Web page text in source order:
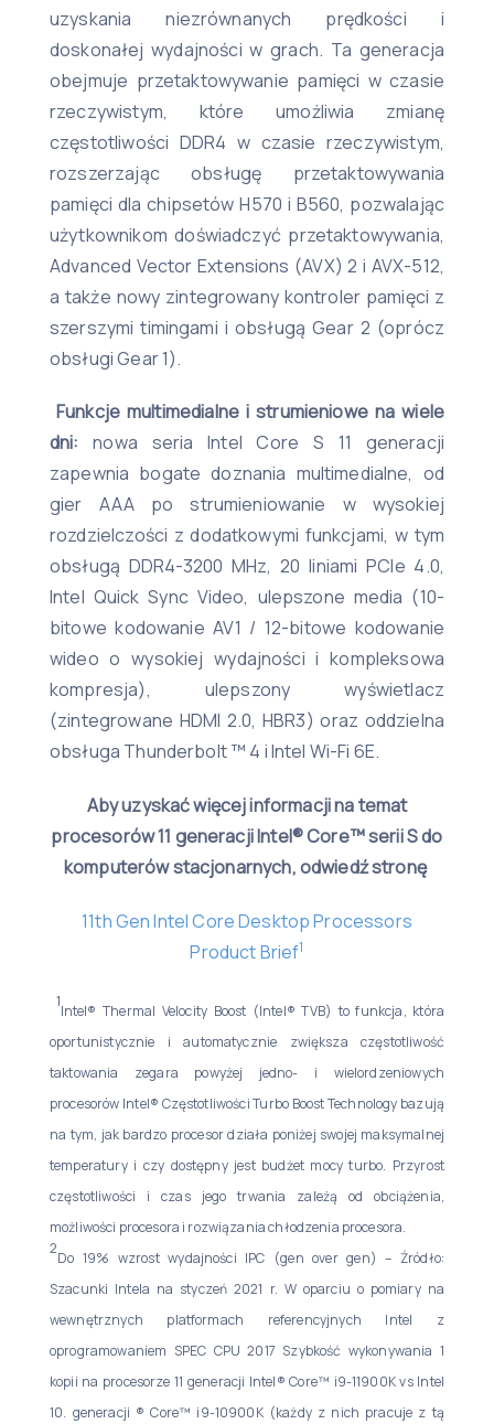
uzyskania niezrównanych prędkości i
doskonałej wydajności w grach. Ta generacja
obejmuje przetaktowywanie pamięci w czasie
rzeczywistym, które umożliwia zmianę
częstotliwości DDR4 w czasie rzeczywistym,
rozszerzając obsługę przetaktowywania
pamięci dla chipsetów H570 i B560, pozwalając
użytkownikom doświadczyć przetaktowywania,
Advanced Vector Extensions (AVX) 2 i AVX-512,
a także nowy zintegrowany kontroler pamięci z
szerszymi timingami i obsługą Gear 2 (oprócz
obsługi Gear 1).
Funkcje multimedialne i strumieniowe na wiele
dni: nowa seria Intel Core S 11 generacji
zapewnia bogate doznania multimedialne, od
gier AAA po strumieniowanie w wysokiej
rozdzielczości z dodatkowymi funkcjami, w tym
obsługą DDR4-3200 MHz, 20 liniami PCIe 4.0,
Intel Quick Sync Video, ulepszone media (10-
bitowe kodowanie AV1 / 12-bitowe kodowanie
wideo o wysokiej wydajności i kompleksowa
kompresja), ulepszony wyświetlacz
(zintegrowane HDMI 2.0, HBR3) oraz oddzielna
obsługa Thunderbolt ™ 4 i Intel Wi-Fi 6E.
Aby uzyskać więcej informacji na temat
procesorów 11 generacji Intel® Core™ serii S do
komputerów stacjonarnych, odwiedź stronę
11th Gen Intel Core Desktop Processors
Product Brief1
1
Intel® Thermal Velocity Boost (Intel® TVB) to funkcja, która
oportunistycznie i automatycznie zwiększa częstotliwość
taktowania zegara powyżej jedno- i wielordzeniowych
procesorów Intel® Częstotliwości Turbo Boost Technology bazują
na tym, jak bardzo procesor działa poniżej swojej maksymalnej
temperatury i czy dostępny jest budżet mocy turbo. Przyrost
częstotliwości i czas jego trwania zależą od obciążenia,
możliwości procesora i rozwiązania chłodzenia procesora.
2
Do 19% wzrost wydajności IPC (gen over gen) – Źródło:
Szacunki Intela na styczeń 2021 r. W oparciu o pomiary na
wewnętrznych platformach referencyjnych Intel z
oprogramowaniem SPEC CPU 2017 Szybkość wykonywania 1
kopii na procesorze 11 generacji Intel® Core™ i9-11900K vs Intel
10. generacji ® Core™ i9-10900K (każdy z nich pracuje z tą